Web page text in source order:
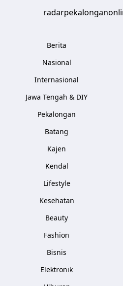
Berita
Nasional
Internasional
Jawa Tengah & DIY
Pekalongan
Batang
Kajen
Kendal
Lifestyle
Kesehatan
Beauty
Fashion
Bisnis
Elektronik